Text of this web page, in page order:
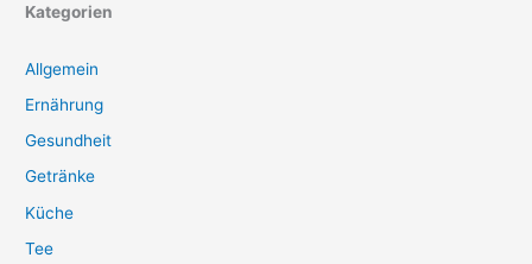
Kategorien
Allgemein
Ernährung
Gesundheit
Getränke
Küche
Tee